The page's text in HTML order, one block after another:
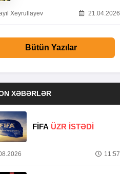
Xeyrullayev 21.04.2026
Bütün Yazılar
XƏBƏRLƏR
FİFA ÜZR İSTƏDİ
11:57